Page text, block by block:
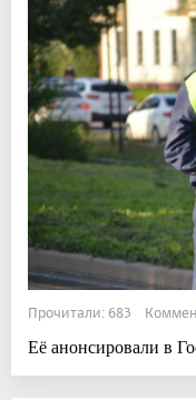
Прочитали: 683
Её анонсировали в